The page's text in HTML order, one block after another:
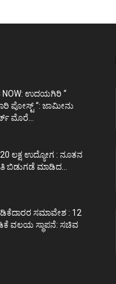
NOW: ಉದಯಗಿರಿ “
ಪೋಸ್ಟ್‌ “: ಜಾಮೀನು
ಮೊರೆ...
ಲಕ್ಷ ಉದ್ಯೋಗ : ನೂತನ
ಬಿಡುಗಡೆ ಮಾಡಿದ...
ಸಮಾವೇಶ : 12
ವಲಯ ಸ್ಥಾಪನೆ: ಸಚಿವ